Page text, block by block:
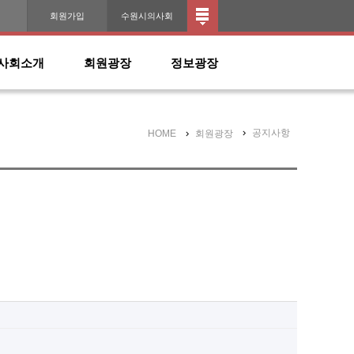
회원가입 수원시의사회
회소개 회원광장 정보광장
HOME 회원광장 공지사항